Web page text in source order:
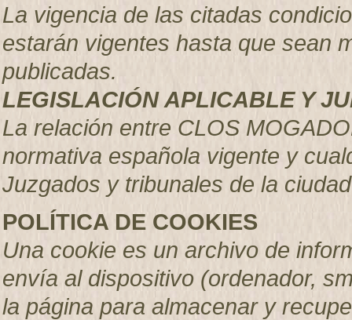
La vigencia de las citadas
estarán vigentes hasta que sean
publicadas.
LEGISLACIÓN APLICABLE Y
La relación entre CLOS
normativa española vigente y
Juzgados y tribunales de la
POLÍTICA DE COOKIES
Una cookie es un archivo de
envía al dispositivo (ordenador,
la página para almacenar y